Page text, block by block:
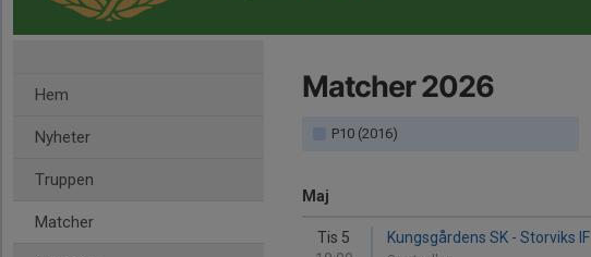
Hem
Nyheter
Truppen
Matcher
Matcher 2026
P10 (2016)
Maj
Tis 5
Kungsgårdens SK - Storviks IF